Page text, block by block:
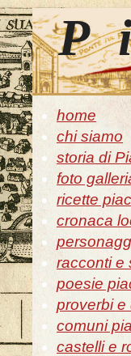
home
chi siamo
storia di
foto
ricette
cronaca
racconti e
poesie
proverbi e
comuni
castelli e